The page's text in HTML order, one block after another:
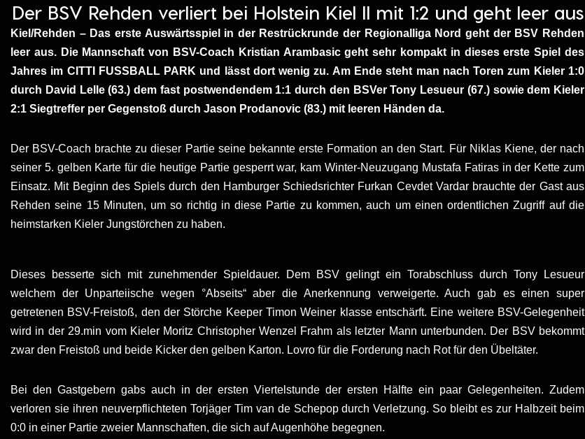
Der BSV Rehden verliert bei Holstein Kiel II mit 1:2 und geht leer aus
Kiel/Rehden – Das erste Auswärtsspiel in der Restrückrunde der Regionalliga Nord geht der BSV Rehden
leer aus. Die Mannschaft von BSV-Coach Kristian Arambasic geht sehr kompakt in dieses erste Spiel des
Jahres im CITTI FUSSBALL PARK und lässt dort wenig zu. Am Ende steht man nach Toren zum Kieler 1:0
durch David Lelle (63.) dem fast postwendendem 1:1 durch den BSVer Tony Lesueur (67.) sowie dem Kieler
2:1 Siegtreffer per Gegenstoß durch Jason Prodanovic (83.) mit leeren Händen da.
Der BSV-Coach brachte zu dieser Partie seine bekannte erste Formation an den Start. Für Niklas Kiene, der nach
seiner 5. gelben Karte für die heutige Partie gesperrt war, kam Winter-Neuzugang Mustafa Fatiras in der Kette zum
Einsatz. Mit Beginn des Spiels durch den Hamburger Schiedsrichter Furkan Cevdet Vardar brauchte der Gast aus
Rehden seine 15 Minuten, um so richtig in diese Partie zu kommen, auch um einen ordentlichen Zugriff auf die
heimstarken Kieler Jungstörchen zu haben.
Dieses besserte sich mit zunehmender Spieldauer. Dem BSV gelingt ein Torabschluss durch Tony Lesueur
welchem der Unparteiische wegen °Abseits“ aber die Anerkennung verweigerte. Auch gab es einen super
getretenen BSV-Freistoß, den der Störche Keeper Timon Weiner klasse entschärft. Eine weitere BSV-Gelegenheit
wird in der 29.min vom Kieler Moritz Christopher Wenzel Frahm als letzter Mann unterbunden. Der BSV bekommt
zwar den Freistoß und beide Kicker den gelben Karton. Lovro für die Forderung nach Rot für den Übeltäter.
Bei den Gastgebern gabs auch in der ersten Viertelstunde der ersten Hälfte ein paar Gelegenheiten. Zudem
verloren sie ihren neuverpflichteten Torjäger Tim van de Schepop durch Verletzung. So bleibt es zur Halbzeit beim
0:0 in einer Partie zweier Mannschaften, die sich auf Augenhöhe begegnen.